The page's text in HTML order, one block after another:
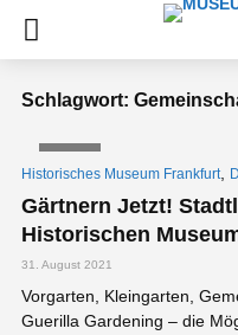
Schlagwort:
Historisches Museum Frankfurt
Gärtnern Jetzt!
Historischen
31. August 2021
Vorgarten, Kleingarten,
Guerilla Gardening – die